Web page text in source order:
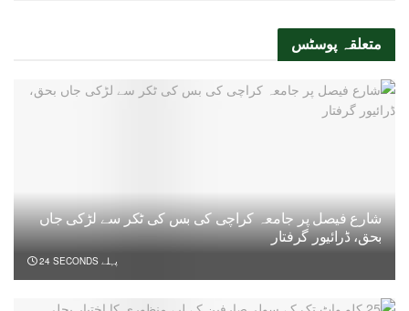
متعلقہ پوسٹس
شارع فیصل پر جامعہ کراچی کی بس کی ٹکر سے لڑکی جاں
بحق، ڈرائیور گرفتار
24 SECONDS پہلے